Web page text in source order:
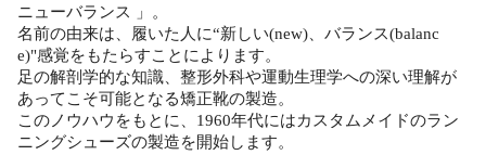
ニューバランス 」。
名前の由来は、履いた人に“新しい(new)、バランス(balanc
e)"感覚をもたらすことによります。
足の解剖学的な知識、整形外科や運動生理学への深い理解が
あってこそ可能となる矯正靴の製造。
このノウハウをもとに、1960年代にはカスタムメイドのラン
ニングシューズの製造を開始します。